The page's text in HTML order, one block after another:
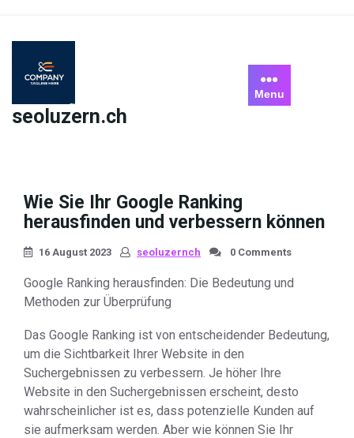
content
seoluzern.ch
Menu
Wie Sie Ihr Google Ranking
herausfinden und verbessern können
16 August 2023 seoluzernch 0 Comments
Google Ranking herausfinden: Die Bedeutung und
Methoden zur Überprüfung
Das Google Ranking ist von entscheidender Bedeutung,
um die Sichtbarkeit Ihrer Website in den
Suchergebnissen zu verbessern. Je höher Ihre
Website in den Suchergebnissen erscheint, desto
wahrscheinlicher ist es, dass potenzielle Kunden auf
sie aufmerksam werden. Aber wie können Sie Ihr